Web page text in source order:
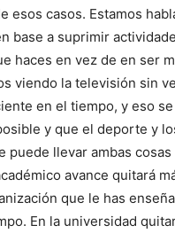
esos casos. Estamos
base a suprimir
haces en vez de en ser
viendo la televisión sin
en el tiempo, y eso
y que el deporte y
puede llevar ambas
avance quitará
que le has
En la universidad